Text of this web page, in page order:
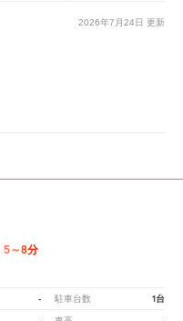
2026年7月24日 更新
5～8分
- 駐車台数 1台